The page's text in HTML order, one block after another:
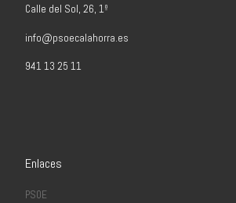
Calle del Sol, 26, 1º
info@psoecalahorra.es
941 13 25 11
Enlaces
PSOE